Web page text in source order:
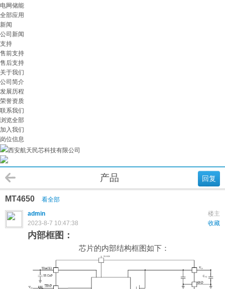
电网储能
全部应用
新闻
公司新闻
支持
售前支持
售后支持
关于我们
公司简介
发展历程
荣誉资质
联系我们
浏览全部
加入我们
岗位信息
西安航天民芯科技有限公司
回复
产品
MT4650
看全部
楼主
admin
收藏
2023-8-7 10:47:38
内部框图：
芯片的内部结构框图如下：